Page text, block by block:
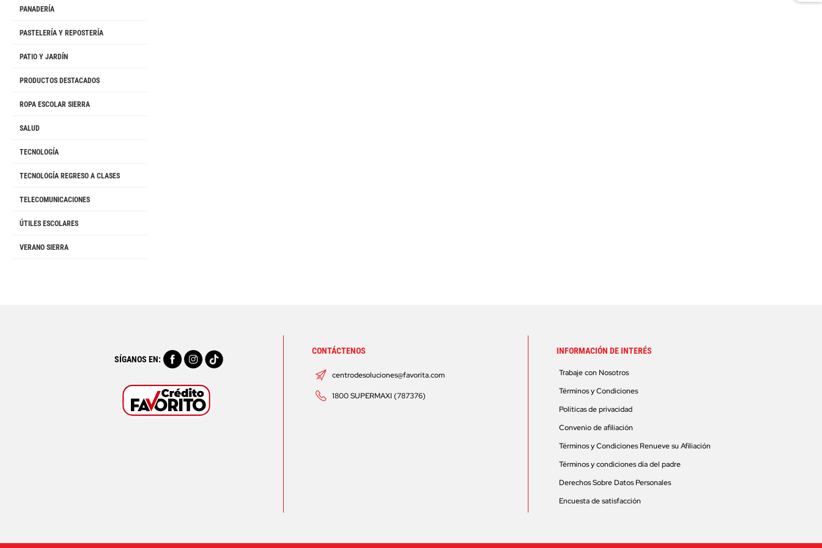
PANADERÍA
PASTELERÍA Y REPOSTERÍA
PATIO Y JARDÍN
PRODUCTOS DESTACADOS
ROPA ESCOLAR SIERRA
SALUD
TECNOLOGÍA
TECNOLOGÍA REGRESO A CLASES
TELECOMUNICACIONES
ÚTILES ESCOLARES
VERANO SIERRA
SÍGANOS EN:
CONTÁCTENOS
centrodesoluciones@favorita.com
1800 SUPERMAXI (787376)
INFORMACIÓN DE INTERÉS
Trabaje con Nosotros
Términos y Condiciones
Políticas de privacidad
Convenio de afiliación
Términos y Condiciones Renueve su Afiliación
Términos y condiciones día del padre
Derechos Sobre Datos Personales
Encuesta de satisfacción